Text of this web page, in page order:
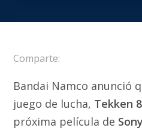
Comparte:
Bandai Namco anunció
juego de lucha, Tekken 8
próxima película de